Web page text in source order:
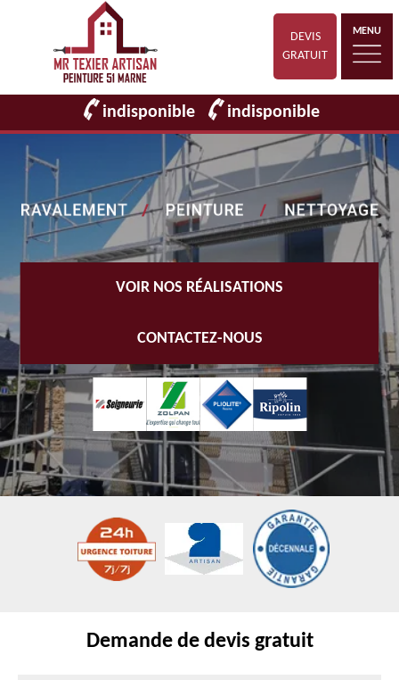
DEVIS
GRATUIT
MENU
indisponible indisponible
VOIR NOS RÉALISATIONS
CONTACTEZ-NOUS
Demande de devis gratuit